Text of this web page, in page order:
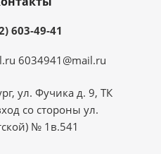
603-49-41
6034941@mail.ru
ул. Фучика д. 9, ТК
со стороны ул.
№ 1в.541